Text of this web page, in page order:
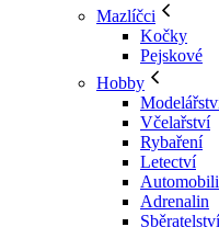
Mazlíčci
Kočky
Pejskové
Hobby
Včelařství
Rybaření
Letectví
Adrenalin
Sběratelství